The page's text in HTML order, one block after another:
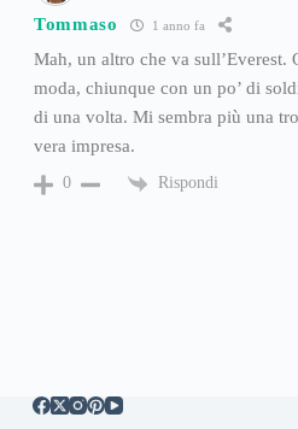
Tommaso 1 anno fa
Mah, un altro che va sull’Everest.
moda, chiunque con un po’ di
di una volta. Mi sembra più una
vera impresa.
0 Rispondi